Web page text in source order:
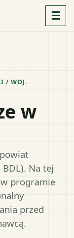
☰
/ WOJ.
w
Na tej
programie
przed